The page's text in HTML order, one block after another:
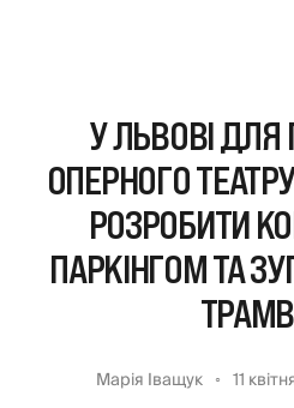
У ЛЬВОВІ ДЛЯ
ОПЕРНОГО
РОЗРОБИТИ
ПАРКІНГОМ ТА
Марія Іващук 11